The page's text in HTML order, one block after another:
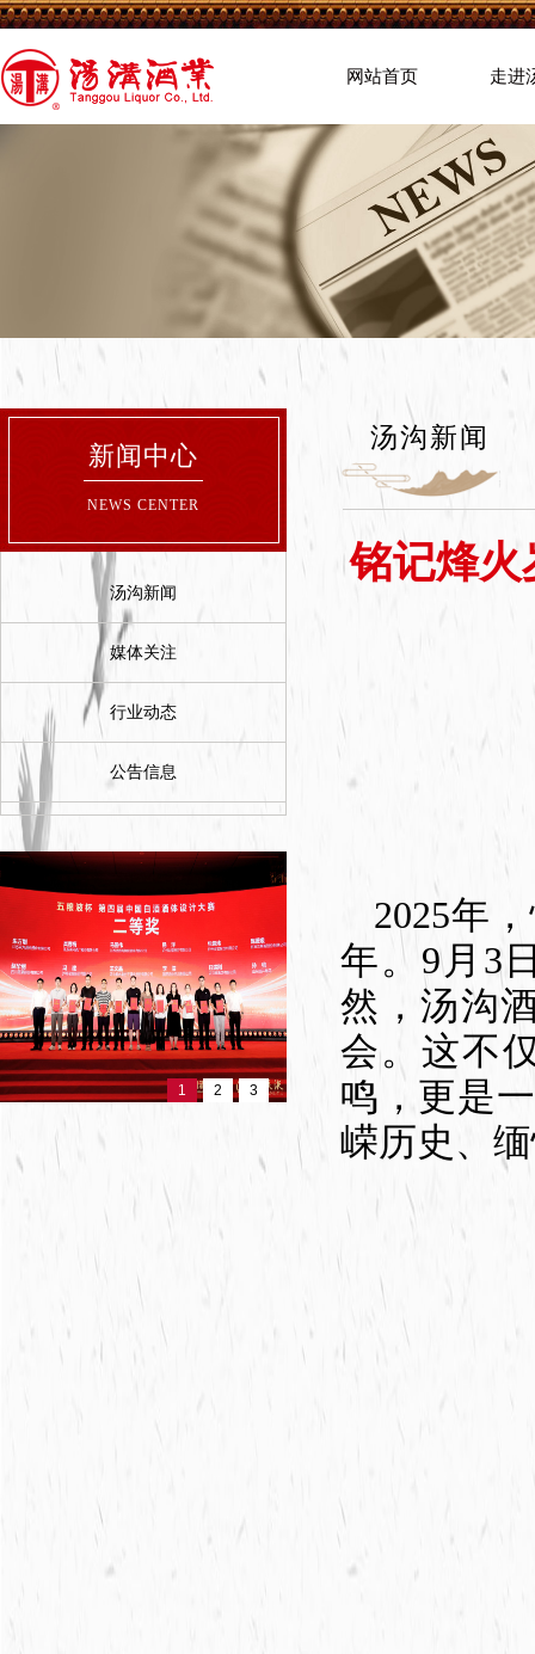
网站首页 走进
新闻中心
NEWS CENTER
汤沟新闻
媒体关注
行业动态
公告信息
1 2 3
汤沟新闻
铭记烽火
2025年
年。9月3
然，汤沟
会。这不
鸣，更是
嵘历史、